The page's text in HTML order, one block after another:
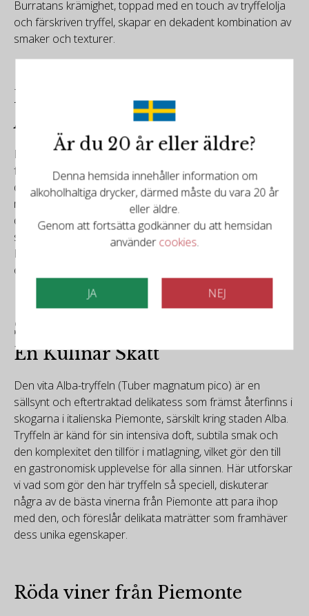
Burratans krämighet, toppad med en touch av tryffelolja
och färskriven tryffel, skapar en dekadent kombination av
smaker och texturer.
Den Eviga Lockelsen hos Vita
Alba-tryfflar
Den vita Alba-tryffeln är ett gastronomiskt underverk som
förtrollar både kockar och finsmakare. Dess förföriska
doft, begränsade tillgång och stora mångsidighet gör
matupplevelsen både förfinad och intensiv. Oavsett om
den kombineras med enkla äggrätter, lyxiga risottor eller
serveras tillsammans med ett fint Barolo eller
Barbaresco, förhöjer Alba-tryffeln varje måltid till en
oförglömlig upplevelse.
Storheten hos Vit Alba-tryffel:
En Kulinär Skatt
Den vita Alba-tryffeln (Tuber magnatum pico) är en
sällsynt och eftertraktad delikatess som främst återfinns i
skogarna i italienska Piemonte, särskilt kring staden Alba.
Tryffeln är känd för sin intensiva doft, subtila smak och
den komplexitet den tillför i matlagning, vilket gör den till
en gastronomisk upplevelse för alla sinnen. Här utforskar
vi vad som gör den här tryffeln så speciell, diskuterar
några av de bästa vinerna från Piemonte att para ihop
med den, och föreslår delikata maträtter som framhäver
dess unika egenskaper.
Röda viner från Piemonte
Är du 20 år eller äldre?
Denna hemsida innehåller information om
alkoholhaltiga drycker, därmed måste du vara 20 år
eller äldre.
Genom att fortsätta godkänner du att hemsidan
användercookies.
JA NEJ